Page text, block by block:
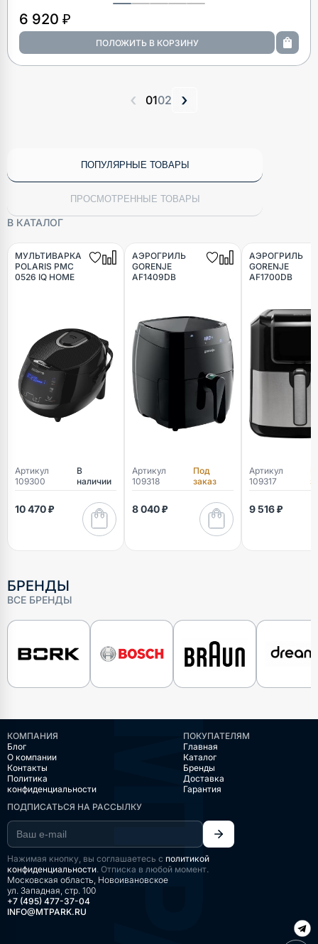
6 920 ₽
‹ 0102 ›
ПОПУЛЯРНЫЕ ТОВАРЫ
ПРОСМОТРЕННЫЕ ТОВАРЫ
В КАТАЛОГ
МУЛЬТИВАРКА
POLARIS PMC
0526 IQ HOME
Артикул
109300
В
наличии
10 470 ₽
АЭРОГРИЛЬ
GORENJE
AF1409DB
Артикул
109318
Под
заказ
8 040 ₽
АЭРОГРИЛЬ
GORENJE
AF1700DB
Артикул
109317
9 516 ₽
БРЕНДЫ
ВСЕ БРЕНДЫ
КОМПАНИЯ
Блог
О компании
Контакты
Политика
конфиденциальности
ПОКУПАТЕЛЯМ
Главная
Каталог
Бренды
Доставка
Гарантия
ПОДПИСАТЬСЯ НА РАССЫЛКУ
Нажимая кнопку, вы соглашаетесь с политикой
конфиденциальности. Отписка в любой момент.
Московская область, Новоивановское
ул. Западная, стр. 100
+7 (495) 477-37-04
INFO@MTPARK.RU